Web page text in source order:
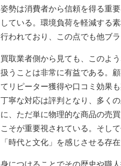
姿勢は消費者から信頼を得る重
している。環境負荷を軽減する
行われており、この点でも他ブ
買取業者側から見ても、このよ
扱うことは非常に有益である。
てリピーター獲得や口コミ効果
丁寧な対応は評判となり、多く
に、ただ単に物理的な商品の売
こそが重要視されている。そし
「時代と文化」を感じさせる存在
身につけることでその歴史や職